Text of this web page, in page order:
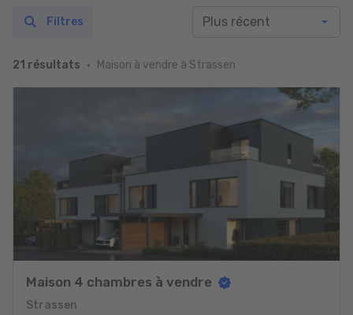
21 résultats Maison à vendre à Strassen
Filtres
Maison 4 chambres à vendre
Strassen